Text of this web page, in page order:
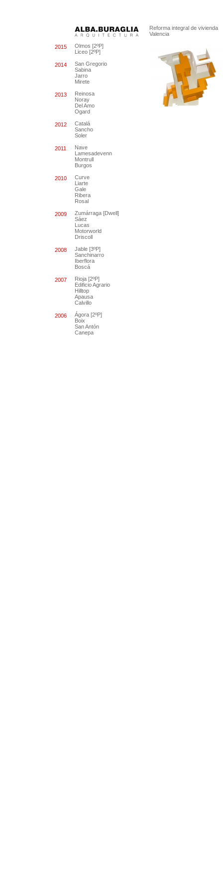
2015
Olmos [2ºP]
Liceo [2ºP]
2014
San Gregorio
Sabina
Jarro
Mirete
2013
Reinosa
Noray
Del Amo
Ogard
2012
Catalá
Sancho
Soler
2011
Nave
Lamesadevenn
Montrull
Burgos
2010
Curve
Liarte
Gale
Ribera
Rosal
2009
Zumárraga [Dwell]
Sáez
Lucas
Motorworld
Driscoll
2008
Jable [3ºP]
Sanchinarro
Iberflora
Boscá
2007
Rioja [2ºP]
Edificio Agrario
Hilltop
Apausa
Calvillo
2006
Ágora [2ºP]
Boix
San Antón
Canepa
Reforma integral de vivienda
Valencia